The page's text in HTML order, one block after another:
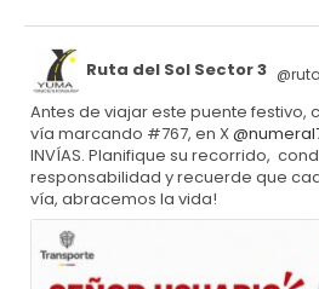
Ruta del Sol Sector 3
Antes de viajar este puente festivo,
vía marcando #767, en X
INVÍAS. Planifique su recorrido,
responsabilidad y recuerde que
vía, abracemos la vida!